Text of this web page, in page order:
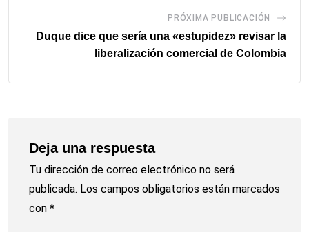
PRÓXIMA PUBLICACIÓN
Duque dice que sería una «estupidez» revisar la
liberalización comercial de Colombia
Deja una respuesta
Tu dirección de correo electrónico no será
publicada. Los campos obligatorios están marcados
con *